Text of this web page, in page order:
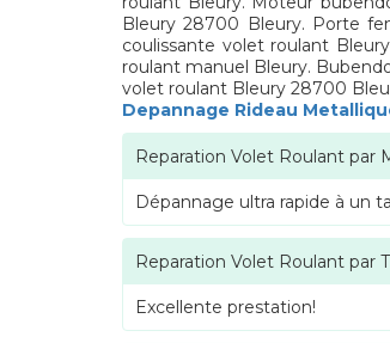
Bleury 28700 Bleury. Porte
coulissante volet roulant
roulant manuel Bleury.
volet roulant Bleury 28700
Depannage Rideau
Reparation Volet Roulant par
Dépannage ultra rapide à un
Reparation Volet Roulant par
Excellente prestation!